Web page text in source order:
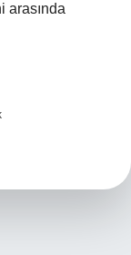
arasında